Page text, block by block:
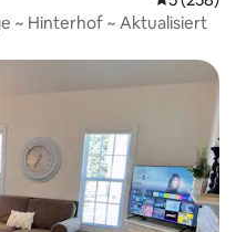
~ Hinterhof ~ Aktualisiert